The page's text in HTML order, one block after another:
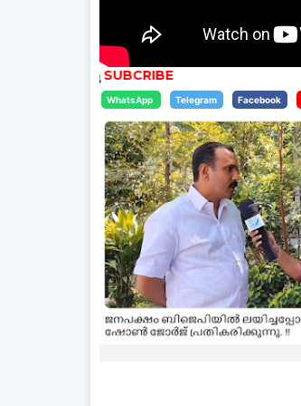
WhatsApp Telegram Facebook